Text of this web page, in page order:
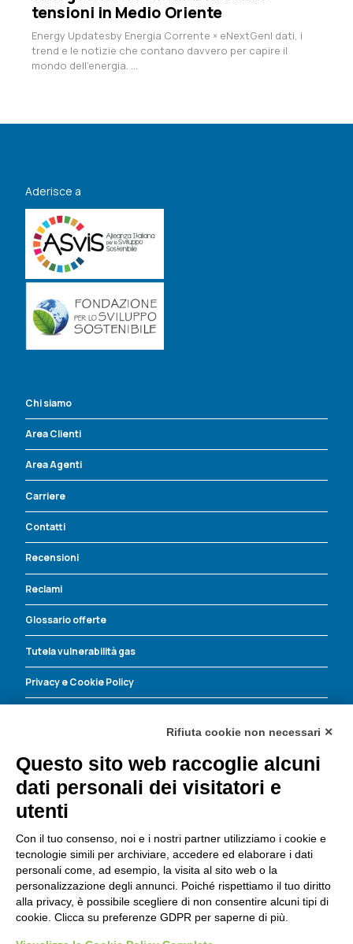
tensioni in Medio Oriente
Energy Updatesby Energia Corrente × eNextGenI dati, i
trend e le notizie che contano davvero per capire il
mondo dell’energia. ...
Aderisce a
Chi siamo
Area Clienti
Area Agenti
Carriere
Contatti
Recensioni
Reclami
Glossario offerte
Tutela vulnerabilità gas
Privacy e Cookie Policy
Energia Corrente S.r.l.
Dove trovarci
Via Leopoldo Lucchi, 135
Tel:0547 419980
Fax: 0547.419993
Email:info@ecocre.it
Importo capitale sociale: 200.000,00 i.v.
CF e P. IVA 03672520404
N° Registro Imprese: 03672520404
Rifiuta cookie non necessari ✕
Questo sito web raccoglie alcuni
dati personali dei visitatori e
utenti
Con il tuo consenso, noi e i nostri partner utilizziamo i cookie e
tecnologie simili per archiviare, accedere ed elaborare i dati
personali come, ad esempio, la visita al sito web o la
personalizzazione degli annunci. Poiché rispettiamo il tuo diritto
alla privacy, è possibile scegliere di non consentire alcuni tipi di
cookie. Clicca su preferenze GDPR per saperne di più.